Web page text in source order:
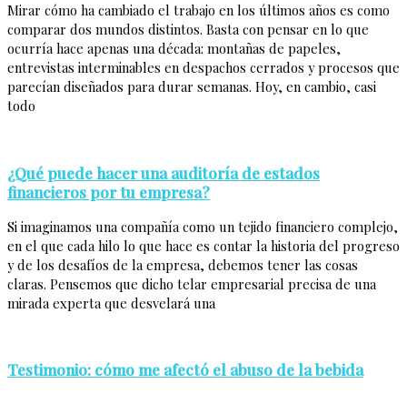
Mirar cómo ha cambiado el trabajo en los últimos años es como
comparar dos mundos distintos. Basta con pensar en lo que
ocurría hace apenas una década: montañas de papeles,
entrevistas interminables en despachos cerrados y procesos que
parecían diseñados para durar semanas. Hoy, en cambio, casi
todo
¿Qué puede hacer una auditoría de estados
financieros por tu empresa?
Si imaginamos una compañía como un tejido financiero complejo,
en el que cada hilo lo que hace es contar la historia del progreso
y de los desafíos de la empresa, debemos tener las cosas
claras. Pensemos que dicho telar empresarial precisa de una
mirada experta que desvelará una
Testimonio: cómo me afectó el abuso de la bebida